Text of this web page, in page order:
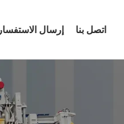
إرسال الاستفسار اتصل بنا